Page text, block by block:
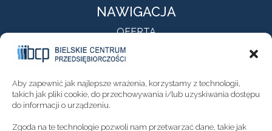
Aby zapewnić jak najlepsze wrażenia, korzystamy z technologii,
takich jak pliki cookie, do przechowywania i/lub uzyskiwania dostępu
do informacji o urządzeniu.
Zgoda na te technologie pozwoli nam przetwarzać dane, takie jak
NAWIGACJA
OFERTA
O NAS
AKTUALNOŚCI
NEWSLETTER